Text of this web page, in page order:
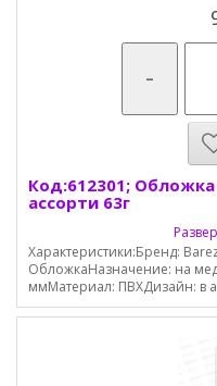
-
Код:612301;
ассорти 63г
Характеристики:Бренд:
ОбложкаНазначение: на
ммМатериал: ПВХДизайн: в